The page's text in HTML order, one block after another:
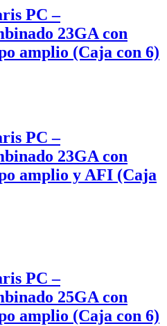
PC –
23GA con
amplio (Caja con 6)
PC –
23GA con
amplio y AFI (Caja
PC –
25GA con
amplio (Caja con 6)